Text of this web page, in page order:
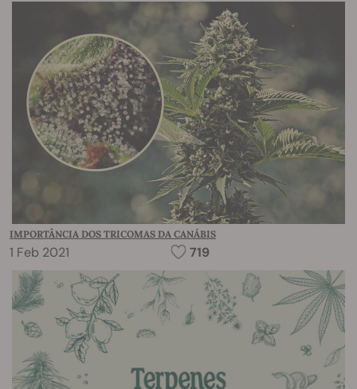
IMPORTÂNCIA DOS TRICOMAS DA CANÁBIS
1 Feb 2021 719